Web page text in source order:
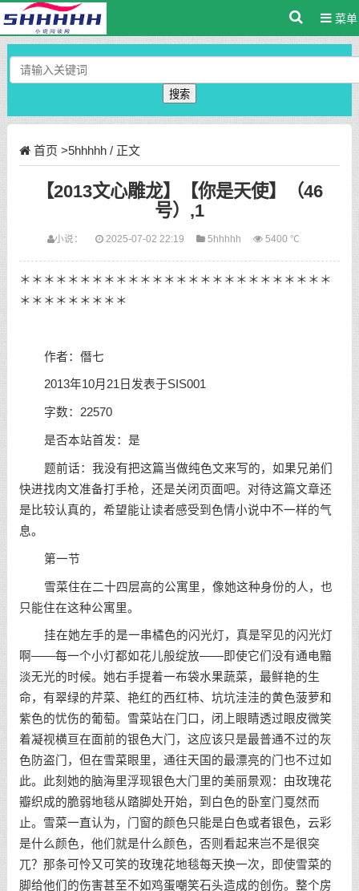
菜单
搜索
首页 >5hhhhh/ 正文
【2013文心雕龙】【你是天使】（46
号）,1
小说： 2025-07-02 22:19 5hhhhh 5400 ℃
＊＊＊＊＊＊＊＊＊＊＊＊＊＊＊＊＊＊＊＊＊＊＊＊＊＊
＊＊＊＊＊＊＊＊＊
作者：僭七
2013年10月21日发表于SIS001
字数：22570
是否本站首发：是
题前话：我没有把这篇当做纯色文来写的，如果兄弟们
快进找肉文准备打手枪，还是关闭页面吧。对待这篇文章还
是比较认真的，希望能让读者感受到色情小说中不一样的气
息。
第一节
雪菜住在二十四层高的公寓里，像她这种身份的人，也
只能住在这种公寓里。
挂在她左手的是一串橘色的闪光灯，真是罕见的闪光灯
啊——每一个小灯都如花儿般绽放——即使它们没有通电黯
淡无光的时候。她右手提着一布袋水果蔬菜，最鲜艳的生
命，有翠绿的芹菜、艳红的西红柿、坑坑洼洼的黄色菠萝和
紫色的忧伤的葡萄。雪菜站在门口，闭上眼睛透过眼皮微笑
着凝视横亘在面前的银色大门，这应该只是最普通不过的灰
色防盗门，但在雪菜眼里，通往天国的最漂亮的门也不过如
此。此刻她的脑海里浮现银色大门里的美丽景观：由玫瑰花
瓣织成的脆弱地毯从踏脚处开始，到白色的卧室门戛然而
止。雪菜一直认为，门窗的颜色只能是白色或者银色，云彩
是什么颜色，他们就是什么颜色，否则看起来岂不是很突
兀？那条可怜又可笑的玫瑰花地毯每天换一次，即使雪菜的
脚给他们的伤害甚至不如鸡蛋嘲笑石头造成的创伤。整个房